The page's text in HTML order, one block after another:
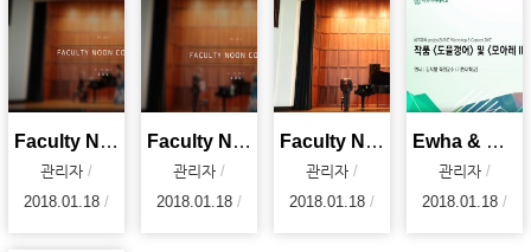
Faculty Noon Concert - Italian Street Song (2017.
관리자
2018.01.18
Faculty Noon Concert - Dicitencello Vuie (2017. 10
관리자
2018.01.18
Faculty Noon Concert - Sonata C Major KV.545 (2017
관리자
2018.01.18
Ewha & Project21AND Workshop Concert 2017 - 김지향 교수
관리자
2018.01.18